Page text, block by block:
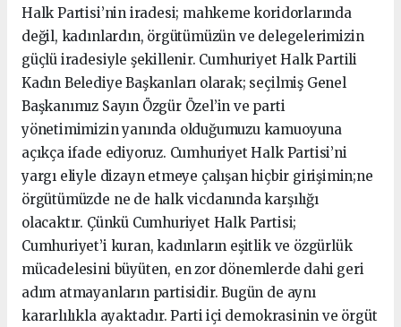
Halk Partisi’nin iradesi; mahkeme koridorlarında
değil, kadınlardın, örgütümüzün ve delegelerimizin
güçlü iradesiyle şekillenir. Cumhuriyet Halk Partili
Kadın Belediye Başkanları olarak; seçilmiş Genel
Başkanımız Sayın Özgür Özel’in ve parti
yönetimimizin yanında olduğumuzu kamuoyuna
açıkça ifade ediyoruz. Cumhuriyet Halk Partisi’ni
yargı eliyle dizayn etmeye çalışan hiçbir girişimin;ne
örgütümüzde ne de halk vicdanında karşılığı
olacaktır. Çünkü Cumhuriyet Halk Partisi;
Cumhuriyet’i kuran, kadınların eşitlik ve özgürlük
mücadelesini büyüten, en zor dönemlerde dahi geri
adım atmayanların partisidir. Bugün de aynı
kararlılıkla ayaktadır. Parti içi demokrasinin ve örgüt